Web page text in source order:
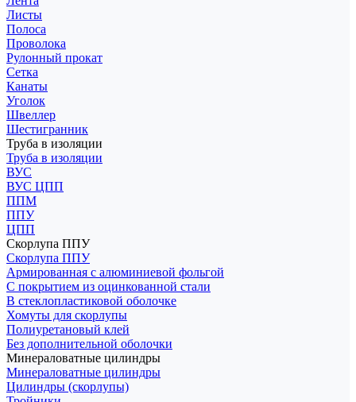
Листы
Полоса
Проволока
Рулонный прокат
Сетка
Канаты
Уголок
Швеллер
Шестигранник
Труба в изоляции
Труба в изоляции
ВУС
ВУС ЦПП
ППМ
ППУ
ЦПП
Скорлупа ППУ
Скорлупа ППУ
Армированная с алюминиевой фольгой
С покрытием из оцинкованной стали
В стеклопластиковой оболочке
Хомуты для скорлупы
Полиуретановый клей
Без дополнительной оболочки
Минераловатные цилиндры
Минераловатные цилиндры
Цилиндры (скорлупы)